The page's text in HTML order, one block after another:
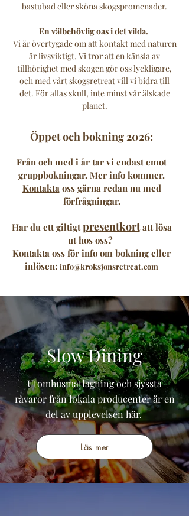
bastubad eller sköna skogspromenader.
En välbehövlig oas i det vilda.
Vi är övertygade om att kontakt med naturen
är livsviktigt. Vi tror att en känsla av
tillhörighet med skogen gör oss lyckligare,
och med vårt skogsretreat vill vi bidra till
det. För allas skull, inte minst vår älskade
planet.
Öppet och bokning 2026:
Från och med i år tar vi endast emot
gruppbokningar. Mer info kommer.
Kontaktaoss gärna redan nu med
förfrågningar.
Har du ett giltigtpresentkortatt lösa
ut hos oss?
Kontakta oss för info om bokning eller
inlösen: info@kroksjonsretreat.com
Slow Dining
Utomhusmatlagning och sjyssta
råvaror från lokala producenter är en
del av upplevelsen här.
Läs mer